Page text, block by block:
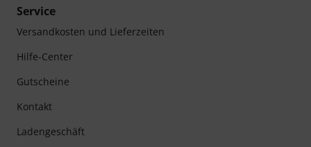
Service
Versandkosten und Lieferzeiten
Hilfe-Center
Gutscheine
Kontakt
Ladengeschäft